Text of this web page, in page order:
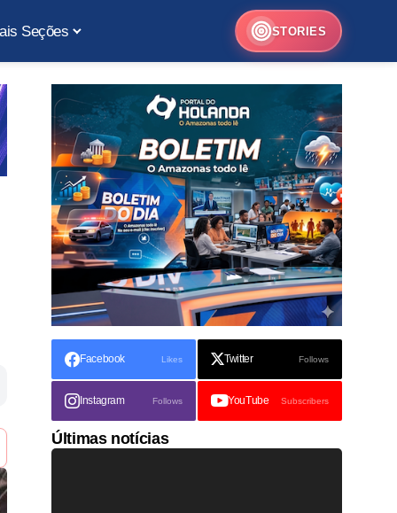
Seções STORIES
Facebook Likes Twitter Follows
Instagram Follows YouTube Subscribers
Últimas notícias